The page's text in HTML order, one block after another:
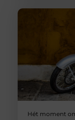
Hét moment